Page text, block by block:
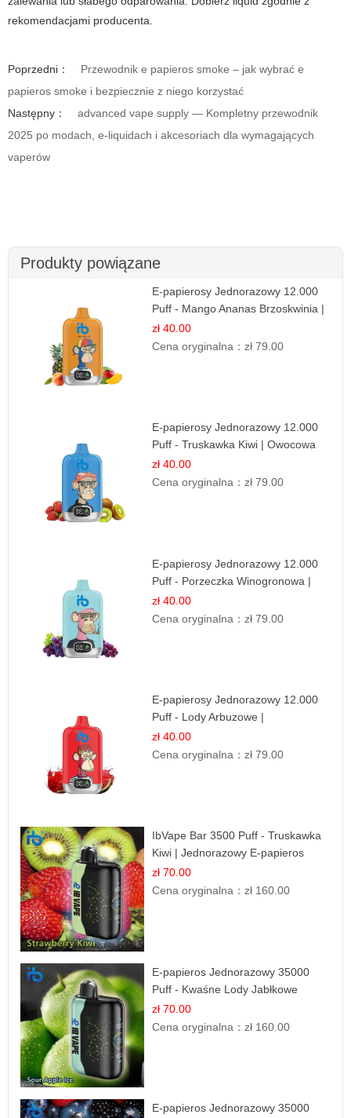
rekomendacjami producenta.
Poprzedni：
Przewodnik e papieros smoke – jak wybrać e
papieros smoke i bezpiecznie z niego korzystać
Następny：
advanced vape supply — Kompletny przewodnik
2025 po modach, e-liquidach i akcesoriach dla wymagających
vaperów
Produkty powiązane
E-papierosy Jednorazowy 12.000
Puff - Mango Ananas Brzoskwinia |
Tropikalna Mieszanka
zł 40.00
Cena oryginalna：zł 79.00
E-papierosy Jednorazowy 12.000
Puff - Truskawka Kiwi | Owocowa
Równowaga
zł 40.00
Cena oryginalna：zł 79.00
E-papierosy Jednorazowy 12.000
Puff - Porzeczka Winogronowa |
Owocowa Moc
zł 40.00
Cena oryginalna：zł 79.00
E-papierosy Jednorazowy 12.000
Puff - Lody Arbuzowe |
Orzeźwiający Smak
zł 40.00
Cena oryginalna：zł 79.00
IbVape Bar 3500 Puff - Truskawka
Kiwi | Jednorazowy E-papieros
zł 70.00
Cena oryginalna：zł 160.00
E-papieros Jednorazowy 35000
Puff - Kwaśne Lody Jabłkowe
zł 70.00
Cena oryginalna：zł 160.00
E-papieros Jednorazowy 35000